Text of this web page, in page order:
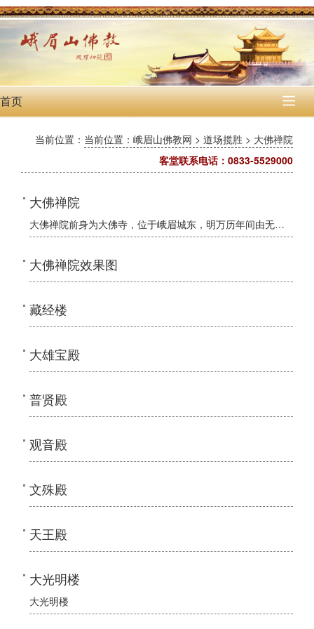
首页 
当前位置：峨眉山佛教网 > 道场揽胜 > 大佛禅院
当前位置：
客堂联系电话：0833-5529000
大佛禅院
大佛禅院前身为大佛寺，位于峨眉城东，明万历年间由无穷禅师创建，由慈圣皇太后赐金敕建。
大佛禅院效果图
藏经楼
大雄宝殿
普贤殿
观音殿
文殊殿
天王殿
大光明楼
大光明楼